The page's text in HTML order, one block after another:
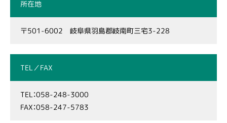
所在地
〒501-6002 岐阜県羽島郡岐南町三宅3-228
TEL／FAX
TEL：058-248-3000
FAX：058-247-5783